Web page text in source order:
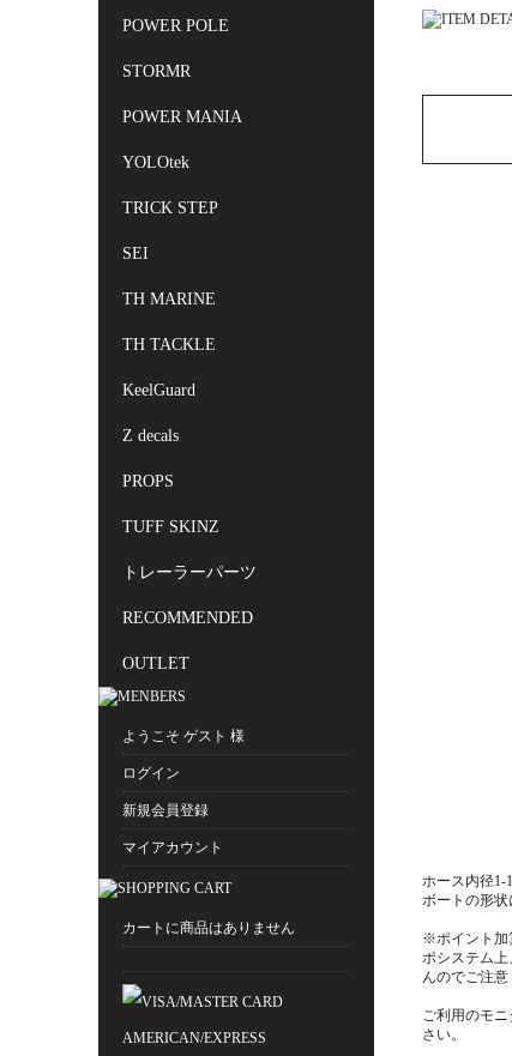
POWER POLE
STORMR
POWER MANIA
YOLOtek
TRICK STEP
SEI
TH MARINE
TH TACKLE
KeelGuard
Z decals
PROPS
TUFF SKINZ
トレーラーパーツ
RECOMMENDED
OUTLET
ようこそ ゲスト 様
ログイン
新規会員登録
マイアカウント
カートに商品はありません
ホース内径1-
ボートの形状
※ポイント加
ポシステム
んのでご注意
ご利用のモ
さい。